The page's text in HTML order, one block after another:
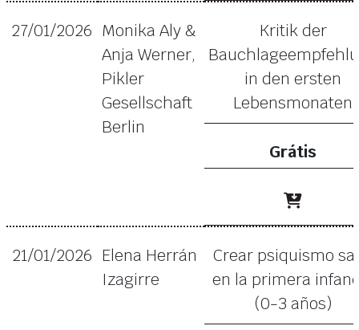
27/01/2026 Monika Aly &
Anja Werner,
Pikler
Gesellschaft
Berlin
Kritik der
in den ersten
Lebensmonaten
Grátis
21/01/2026 Elena Herrán
Izagirre
Crear psiquismo
en la primera
(0-3 años)